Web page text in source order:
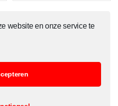
website en onze service te